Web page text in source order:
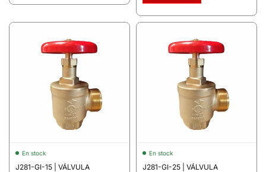
En stock
J281-GI-15 | VÁLVULA
En stock
J281-GI-25 | VÁLVULA